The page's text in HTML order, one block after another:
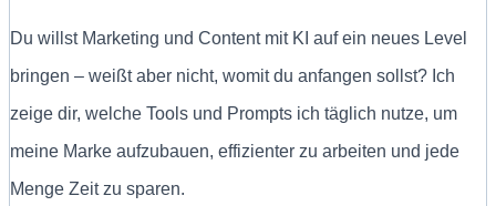
Du willst Marketing und Content mit KI auf ein neues Level
bringen – weißt aber nicht, womit du anfangen sollst? Ich
zeige dir, welche Tools und Prompts ich täglich nutze, um
meine Marke aufzubauen, effizienter zu arbeiten und jede
Menge Zeit zu sparen.